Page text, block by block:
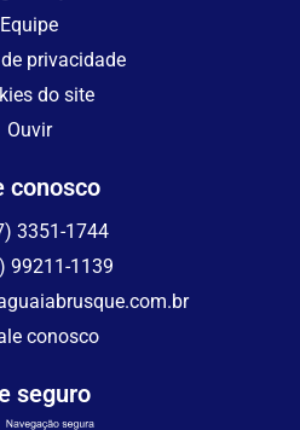
Equipe
privacidade
do site
Ouvir
conosco
3351-1744
99211-1139
conosco
seguro